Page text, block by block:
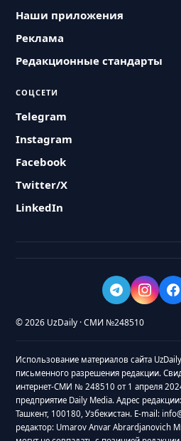
Наши приложения
Реклама
Редакционные стандарты
СОЦСЕТИ
Telegram
Instagram
Facebook
Twitter/X
LinkedIn
© 2026 UzDaily · СМИ №248510
Использование материалов сайта
письменного разрешения редакции.
интернет-СМИ № 248510 от 1 апреля
предприятие Daily Media. Адрес
Ташкент, 100180, Узбекистан. E-mail:
редактор: Umarov Anvar Abrardjanovich